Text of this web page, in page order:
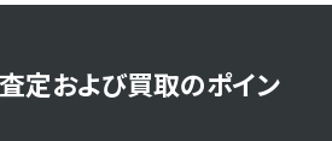
定および買取のポイン